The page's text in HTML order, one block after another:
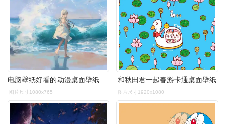
图片尺寸1080x765
和秋田君一起春游卡通桌面壁纸
图片尺寸1920x1080